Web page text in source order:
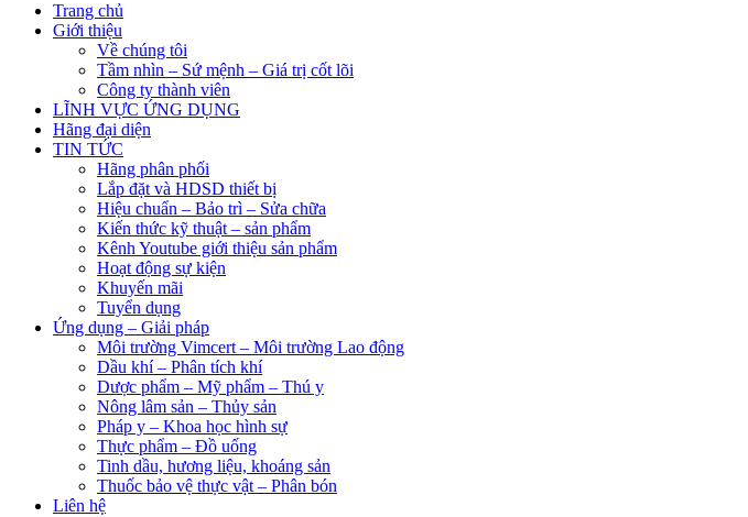
Trang chủ
Giới thiệu
Về chúng tôi
Tầm nhìn – Sứ mệnh – Giá trị cốt lõi
Công ty thành viên
LĨNH VỰC ỨNG DỤNG
Hãng đại diện
TIN TỨC
Hãng phân phối
Lắp đặt và HDSD thiết bị
Hiệu chuẩn – Bảo trì – Sửa chữa
Kiến thức kỹ thuật – sản phẩm
Kênh Youtube giới thiệu sản phẩm
Hoạt động sự kiện
Khuyến mãi
Tuyển dụng
Ứng dụng – Giải pháp
Môi trường Vimcert – Môi trường Lao động
Dầu khí – Phân tích khí
Dược phẩm – Mỹ phẩm – Thú y
Nông lâm sản – Thủy sản
Pháp y – Khoa học hình sự
Thực phẩm – Đồ uống
Tinh dầu, hương liệu, khoáng sản
Thuốc bảo vệ thực vật – Phân bón
Liên hệ